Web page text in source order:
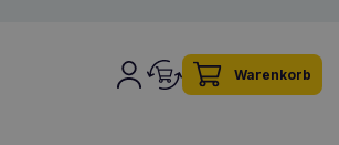
Warenkorb